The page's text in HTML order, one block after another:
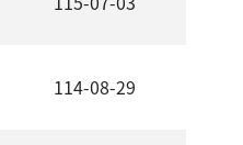
114-08-29